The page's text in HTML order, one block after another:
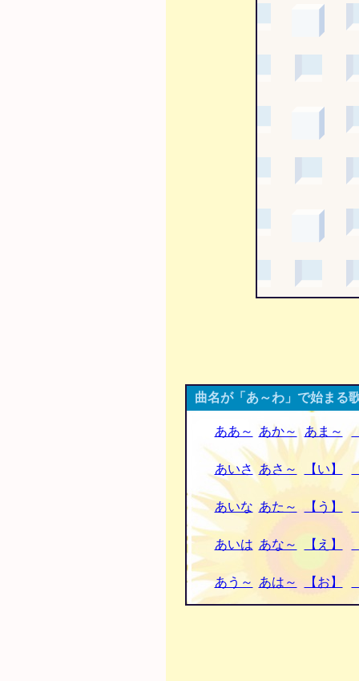
曲名が「あ～わ」で始まる
ああ～ あか～ あま～
あいさ あさ～ 【い】
あいな あた～ 【う】
あいは あな～ 【え】
あう～ あは～ 【お】